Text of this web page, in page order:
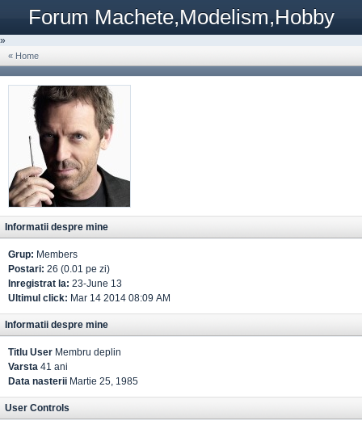
Forum Machete,Modelism,Hobby
»
« Home
Informatii despre mine
Grup: Members
Postari: 26 (0.01 pe zi)
Inregistrat la: 23-June 13
Ultimul click: Mar 14 2014 08:09 AM
Informatii despre mine
Titlu User Membru deplin
Varsta 41 ani
Data nasterii Martie 25, 1985
User Controls